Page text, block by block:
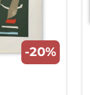
-20%